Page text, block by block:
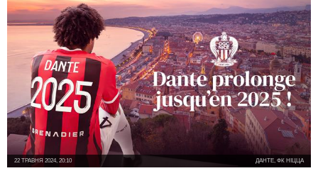
ДАНТЕ, ФК НІЦЦА
22 ТРАВНЯ 2024, 20:10